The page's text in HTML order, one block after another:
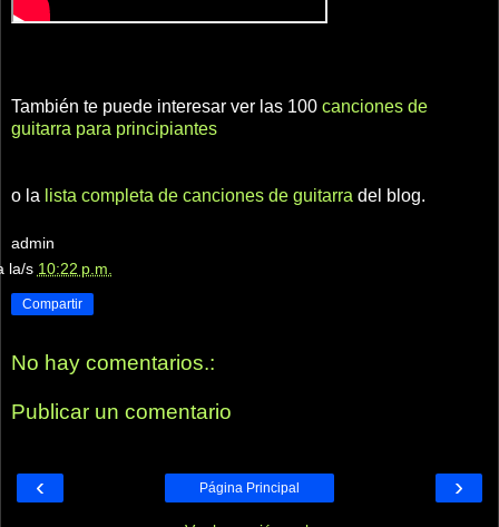
También te puede interesar ver las 100 canciones de
guitarra para principiantes
o la lista completa de canciones de guitarra del blog.
admin
la/s 10:22 p.m.
Compartir
No hay comentarios.:
Publicar un comentario
‹ ›
Página Principal